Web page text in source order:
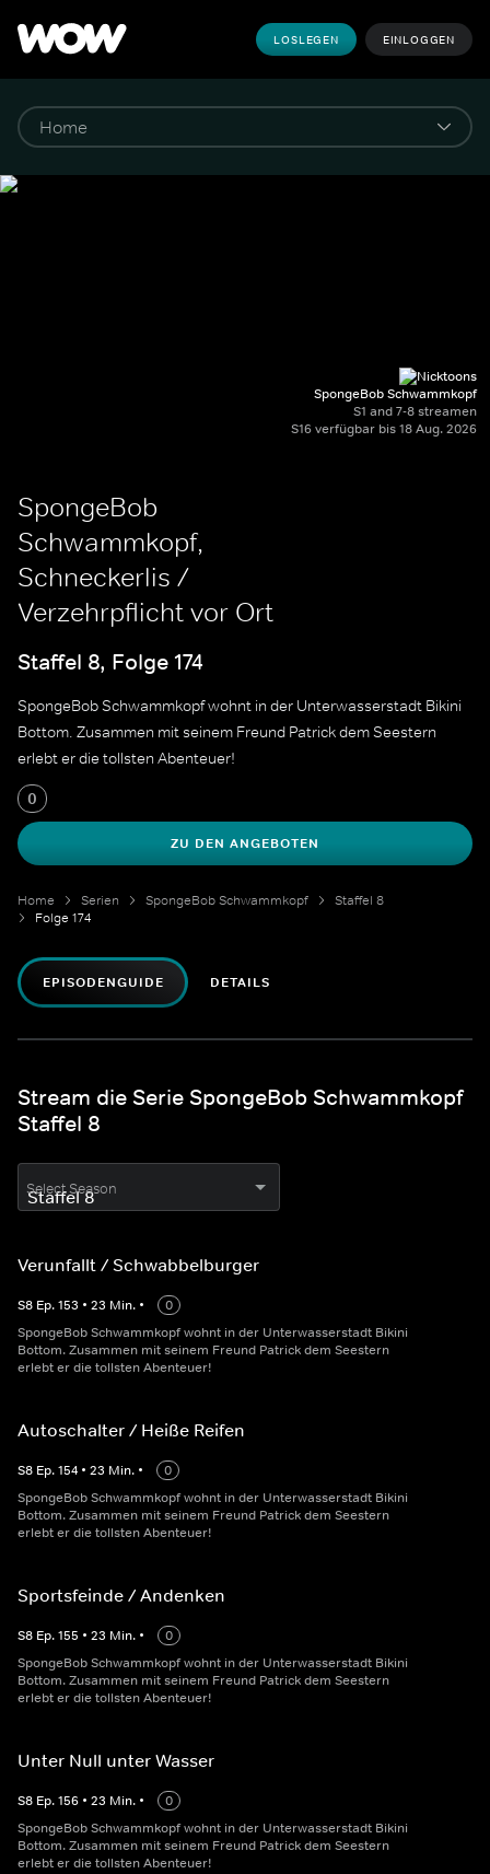
LOSLEGEN EINLOGGEN
SpongeBob Schwammkopf
S1 and 7-8 streamen
S16 verfügbar bis 18 Aug. 2026
SpongeBob
Schwammkopf,
Schneckerlis /
Verzehrpflicht vor Ort
Staffel 8, Folge 174
SpongeBob Schwammkopf wohnt in der Unterwasserstadt Bikini
Bottom. Zusammen mit seinem Freund Patrick dem Seestern
erlebt er die tollsten Abenteuer!
0
ZU DEN ANGEBOTEN
Home Serien SpongeBob Schwammkopf
Staffel 8
Folge 174
EPISODENGUIDE DETAILS
Stream die Serie SpongeBob Schwammkopf
Staffel 8
Select Season
Verunfallt / Schwabbelburger
S8 Ep.153 • 23 Min. •
0
SpongeBob Schwammkopf wohnt in der Unterwasserstadt Bikini
Bottom. Zusammen mit seinem Freund Patrick dem Seestern
erlebt er die tollsten Abenteuer!
Autoschalter / Heiße Reifen
S8 Ep.154 • 23 Min. •
0
SpongeBob Schwammkopf wohnt in der Unterwasserstadt Bikini
Bottom. Zusammen mit seinem Freund Patrick dem Seestern
erlebt er die tollsten Abenteuer!
Sportsfeinde / Andenken
S8 Ep.155 • 23 Min. •
0
SpongeBob Schwammkopf wohnt in der Unterwasserstadt Bikini
Bottom. Zusammen mit seinem Freund Patrick dem Seestern
erlebt er die tollsten Abenteuer!
Unter Null unter Wasser
S8 Ep.156 • 23 Min. •
0
SpongeBob Schwammkopf wohnt in der Unterwasserstadt Bikini
Bottom. Zusammen mit seinem Freund Patrick dem Seestern
erlebt er die tollsten Abenteuer!